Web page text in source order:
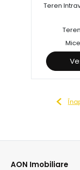
Teren
AON Imobiliare